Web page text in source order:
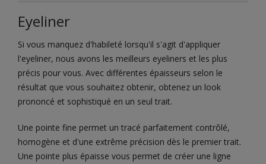
Eyeliner
Si vous manquez d'habileté lorsqu'il s'agit d'appliquer
l'eyeliner, nous avons les meilleurs eyeliners et les plus
précis pour vous. Avec différentes épaisseurs selon le
résultat que vous souhaitez obtenir, obtenez un look
prononcé et sophistiqué en un seul trait.
Une pointe fine permet un tracé parfaitement contrôlé,
homogène et d'une extrême précision dès le premier trait.
Une pointe plus épaisse vous permet de créer une ligne